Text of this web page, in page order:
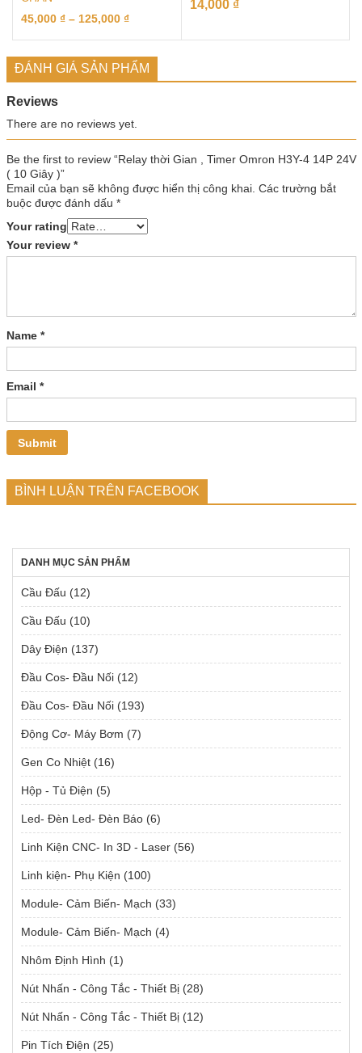
45,000 ₫ – 125,000 ₫
14,000 ₫
ĐÁNH GIÁ SẢN PHẨM
Reviews
There are no reviews yet.
Be the first to review “Relay thời Gian , Timer Omron H3Y-4 14P 24V
( 10 Giây )”
Email của bạn sẽ không được hiển thị công khai. Các trường bắt
buộc được đánh dấu *
Your rating
Your review *
Name *
Email *
BÌNH LUẬN TRÊN FACEBOOK
DANH MỤC SẢN PHẨM
Cầu Đấu (12)
Cầu Đấu (10)
Dây Điện (137)
Đầu Cos- Đầu Nối (12)
Đầu Cos- Đầu Nối (193)
Động Cơ- Máy Bơm (7)
Gen Co Nhiệt (16)
Hộp - Tủ Điện (5)
Led- Đèn Led- Đèn Báo (6)
Linh Kiện CNC- In 3D - Laser (56)
Linh kiện- Phụ Kiện (100)
Module- Cảm Biến- Mạch (33)
Module- Cảm Biến- Mạch (4)
Nhôm Định Hình (1)
Nút Nhấn - Công Tắc - Thiết Bị (28)
Nút Nhấn - Công Tắc - Thiết Bị (12)
Pin Tích Điện (25)